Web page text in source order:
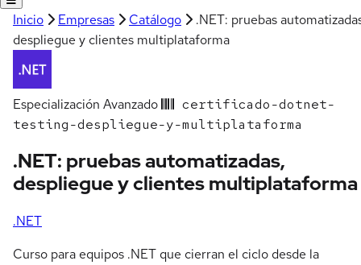
Inicio Empresas Catálogo
.NET: pruebas
despliegue y clientes multiplataforma
Especialización Avanzado
certificado-dotnet-
testing-despliegue-y-multiplataforma
.NET: pruebas automatizadas,
despliegue y clientes multiplataforma
.NET
Curso para equipos .NET que cierran el ciclo desde la